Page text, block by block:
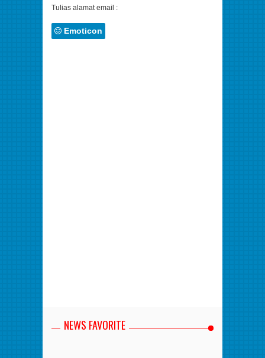
Tulias alamat email :
Emoticon
NEWS FAVORITE